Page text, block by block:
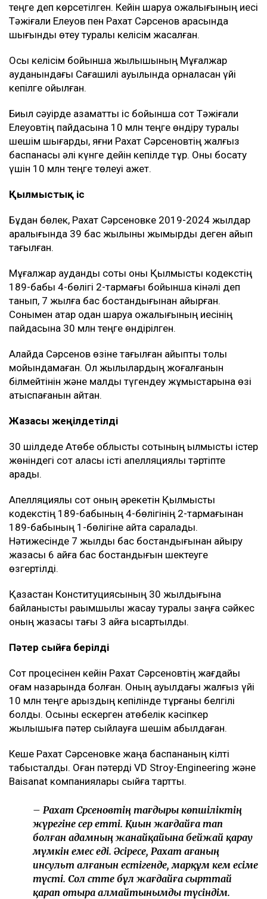
теңге деп көрсетілген. Кейін шаруа қожалығының иесі
Тәжіғали Елеуов пен Рахат Сәрсенов арасында
шығынды өтеу туралы келісім жасалған.
Осы келісім бойынша жылқышының Мұғалжар
ауданындағы Сағашилі ауылында орналасқан үйі
кепілге қойылған.
Биыл сәуірде азаматтық іс бойынша сот Тәжіғали
Елеуовтің пайдасына 10 млн теңге өндіру туралы
шешім шығарды, яғни Рахат Сәрсеновтің жалғыз
баспанасы әлі күнге дейін кепілде тұр. Оны босату
үшін 10 млн теңге төлеуі қажет.
Қылмыстық іс
Бұдан бөлек, Рахат Сәрсеновке 2019-2024 жылдар
аралығында 39 бас жылқыны жымқырды деген айып
тағылған.
Мұғалжар аудандық соты оны Қылмыстық кодекстің
189-бабы 4-бөлігі 2-тармағы бойынша кінәлі деп
танып, 7 жылға бас бостандығынан айырған.
Сонымен қатар одан шаруа қожалығының иесінің
пайдасына 30 млн теңге өндірілген.
Алайда Сәрсенов өзіне тағылған айыпты толық
мойындамаған. Ол жылқылардың жоғалғанын
білмейтінін және малды түгендеу жұмыстарына өзі
қатыспағанын айтқан.
Жазасы жеңілдетілді
30 шілдеде Ақтөбе облыстық сотының қылмыстық істер
жөніндегі сот алқасы істі апелляциялық тәртіпте
қарады.
Апелляциялық сот оның әрекетін Қылмыстық
кодекстің 189-бабының 4-бөлігінің 2-тармағынан
189-бабының 1-бөлігіне қайта саралады.
Нәтижесінде 7 жылдық бас бостандығынан айыру
жазасы 6 айға бас бостандығын шектеуге
өзгертілді.
Қазақстан Конституциясының 30 жылдығына
байланысты рақымшылық жасау туралы заңға сәйкес
оның жазасы тағы 3 айға қысқартылды.
Пәтер сыйға берілді
Сот процесінен кейін Рахат Сәрсеновтің жағдайы
қоғам назарында болған. Оның ауылдағы жалғыз үйі
10 млн теңге қарыздың кепілінде тұрғаны белгілі
болды. Осыны ескерген ақтөбелік кәсіпкер
жылқышыға пәтер сыйлауға шешім қабылдаған.
Кеше Рахат Сәрсеновке жаңа баспананың кілті
табысталды. Оған пәтерді VD Stroy-Engineering және
Baisanat компаниялары сыйға тартты.
– Рахат Сәрсеновтің тағдыры көпшіліктің
жүрегіне әсер етті. Қиын жағдайға тап
болған адамның жанайқайына бейжай қарау
мүмкін емес еді. Әсіресе, Рахат ағаның
инсульт алғанын естігенде, марқұм әкем есіме
түсті. Сол сәтте бұл жағдайға сырттай
қарап отыра алмайтынымды түсіндім.